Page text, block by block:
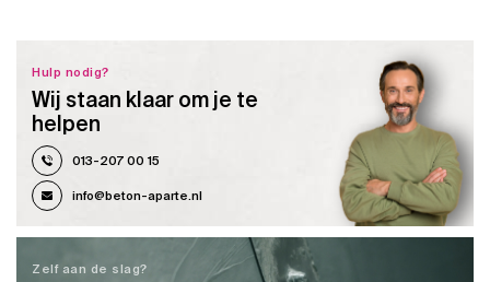
Hulp nodig?
Wij staan klaar om je te
helpen
013-207 00 15
info@beton-aparte.nl
Zelf aan de slag?